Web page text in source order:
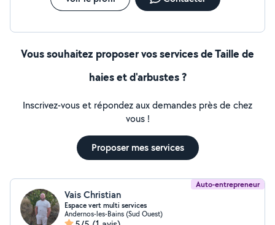
Vous souhaitez proposer vos services de Taille de
haies et d'arbustes ?
Inscrivez-vous et répondez aux demandes près de chez
vous !
Proposer mes services
Auto-entrepreneur
Vais Christian
Espace vert multi services
Andernos-les-Bains (Sud Ouest)